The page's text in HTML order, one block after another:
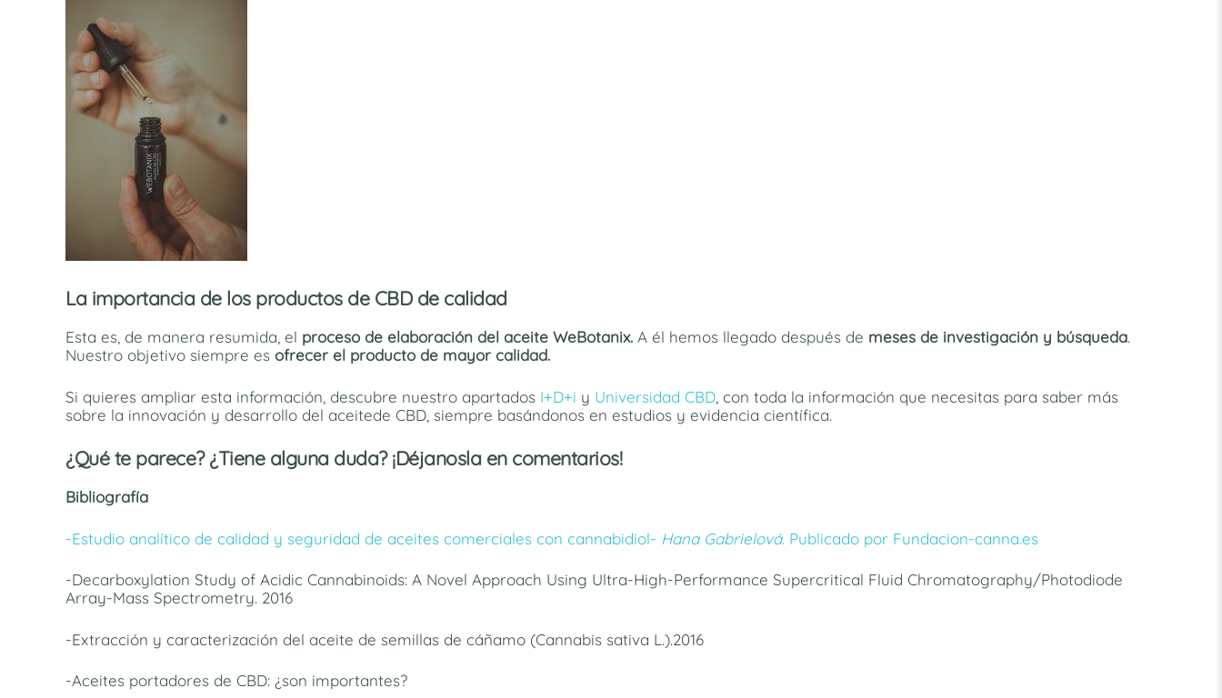
La importancia de los productos de CBD de calidad
Esta es, de manera resumida, el proceso de elaboración del aceite WeBotanix. A él hemos llegado después de meses de investigación y búsqueda.
Nuestro objetivo siempre es ofrecer el producto de mayor calidad.
Si quieres ampliar esta información, descubre nuestro apartados I+D+i y Universidad CBD , con toda la información que necesitas para saber más
sobre la innovación y desarrollo del aceitede CBD, siempre basándonos en estudios y evidencia científica.
¿Qué te parece? ¿Tiene alguna duda? ¡Déjanosla en comentarios!
Bibliografía
-Estudio analítico de calidad y seguridad de aceites comerciales con cannabidiol- Hana Gabrielová. Publicado por Fundacion-canna.es
-Decarboxylation Study of Acidic Cannabinoids: A Novel Approach Using Ultra-High-Performance Supercritical Fluid Chromatography/Photodiode
Array-Mass Spectrometry. 2016
-Extracción y caracterización del aceite de semillas de cáñamo (Cannabis sativa L.).2016
-Aceites portadores de CBD: ¿son importantes?